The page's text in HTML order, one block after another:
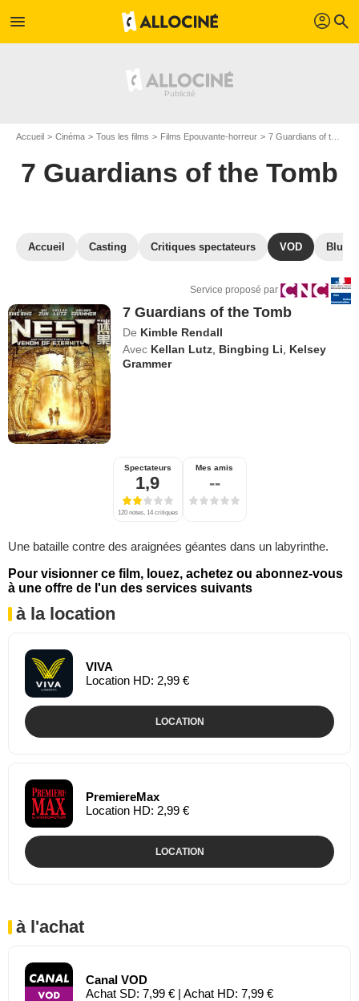
menu profil search
Accueil Cinéma Tous les films Films Epouvante-horreur 7 Guardians of the Tomb
7 Guardians of the Tomb
Accueil Casting Critiques spectateurs VOD Blu-
Service proposé par
7 Guardians of the Tomb
De Kimble Rendall
Avec Kellan Lutz Bingbing Li
Kelsey
Grammer
Spectateurs
1,9
120 notes, 14 critiques
Mes amis
--
Une bataille contre des araignées géantes dans un labyrinthe.
Pour visionner ce film, louez, achetez ou abonnez-vous
à une offre de l'un des services suivants
à la location
VIVA
Location HD: 2,99 €
LOCATION
PremiereMax
Location HD: 2,99 €
LOCATION
à l'achat
Canal VOD
Achat SD: 7,99 € | Achat HD: 7,99 €